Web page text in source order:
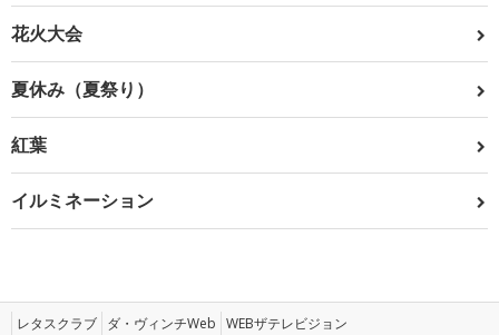
花火大会
夏休み（夏祭り）
紅葉
イルミネーション
レタスクラブ ダ・ヴィンチWeb WEBザテレビジョン